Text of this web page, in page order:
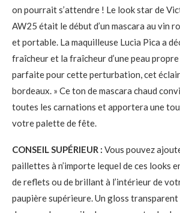
on pourrait s’attendre ! Le look star de
AW25 était le début d’un mascara au vin
et portable. La maquilleuse Lucia Pica a
fraîcheur et la fraîcheur d’une peau
parfaite pour cette perturbation, cet
bordeaux. » Ce ton de mascara chaud
toutes les carnations et apportera une
votre palette de fête.
CONSEIL SUPÉRIEUR : Vous pouvez
paillettes à n’importe lequel de ces looks
de reflets ou de brillant à l’intérieur de
paupière supérieure. Un gloss